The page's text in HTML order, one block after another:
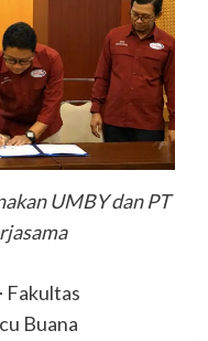
UMBY dan PT
Fakultas
Buana